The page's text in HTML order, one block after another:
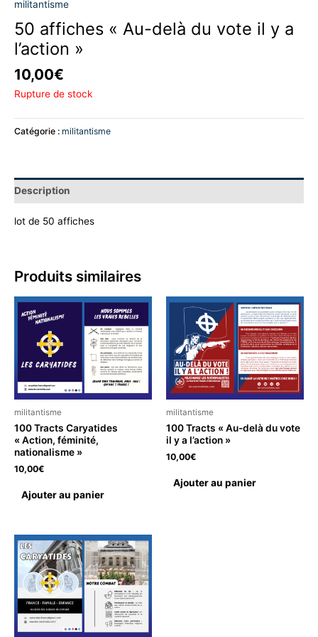
militantisme
50 affiches « Au-delà du vote il y a
l’action »
10,00€
Rupture de stock
Catégorie : militantisme
Description
lot de 50 affiches
Produits similaires
militantisme
100 Tracts Caryatides
« Action, féminité,
nationalisme »
10,00€
Ajouter au panier
militantisme
100 Tracts « Au-delà du vote
il y a l’action »
10,00€
Ajouter au panier